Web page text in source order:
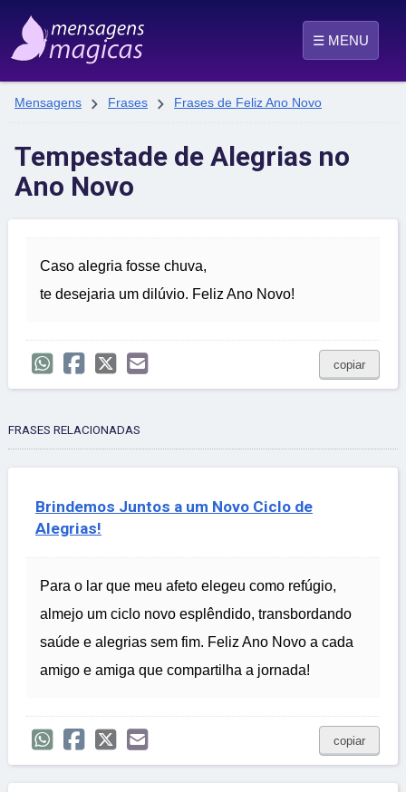
☰ MENU
Mensagens  Frases  Frases de Feliz Ano Novo
Tempestade de Alegrias no
Ano Novo
Caso alegria fosse chuva,
te desejaria um dilúvio. Feliz Ano Novo!
copiar
FRASES RELACIONADAS
Brindemos Juntos a um Novo Ciclo de
Alegrias!
Para o lar que meu afeto elegeu como refúgio,
almejo um ciclo novo esplêndido, transbordando
saúde e alegrias sem fim. Feliz Ano Novo a cada
amigo e amiga que compartilha a jornada!
copiar